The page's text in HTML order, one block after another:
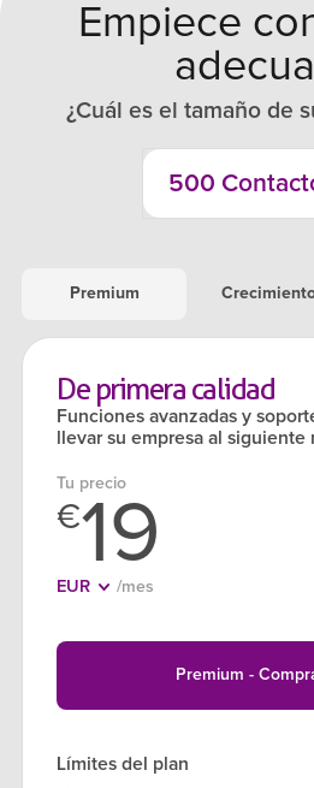
Empiece